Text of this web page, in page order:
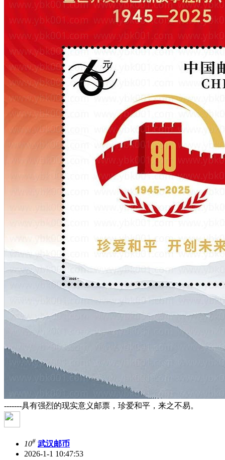
-------具有强烈的现实意义邮票，珍爱和平，来之不易。
10# 武汉邮币
2026-1-1 10:47:53